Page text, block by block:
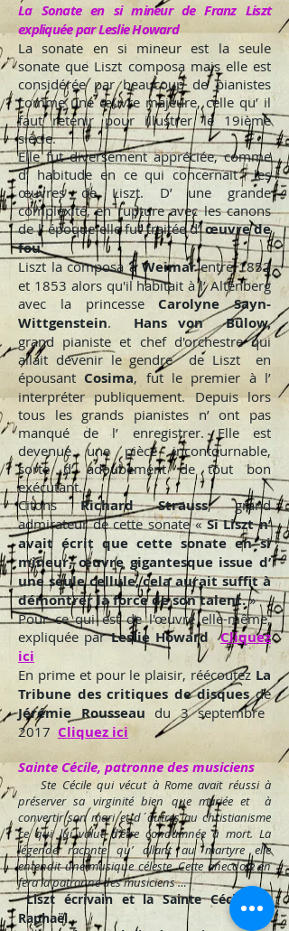
La Sonate en si mineur de Franz Liszt
expliquée par Leslie Howard
La sonate en si mineur est la seule
sonate que Liszt composa mais elle est
considérée par beaucoup de pianistes
comme une œuvre majeure, celle qu’ il
faut retenir pour illustrer le 19ième
siècle.
Elle fut diversement appréciée, comme
d’ habitude en ce qui concernait les
œuvres de Liszt. D’ une grande
complexité, en rupture avec les canons
de l’ époque elle fut traitée d’œuvre de
fou.
Liszt la composa à Weimarentre 1852
et 1853 alors qu'il habitait à l’ Altenberg
avec la princesseCarolyne Sayn-
Wittgenstein. Hans von Bülow,
grand pianiste et chef d'orchestre qui
allait devenir le gendre de Liszt en
épousant Cosima, fut le premier à l’
interpréter publiquement. Depuis lors
tous les grands pianistes n’ ont pas
manqué de l’ enregistrer. Elle est
devenue une pièce incontournable,
sorte d’ adoubement de tout bon
exécutant.
CitonsRichard Strauss, grand
admirateur de cette sonate «Si Liszt n’
avait écrit que cette sonate en si
mineur, œuvre gigantesque issue d’
une seule cellule, cela aurait suffit à
démontrer la force de son talent.»
Pour ce qui est de l'œuvre elle-même,
expliquée parLeslie Howard
Cliquez
ici
En prime et pour le plaisir, réécoutez La
Tribune des critiques de disquesde
Jérémie Rousseau du 3 septembre
2017 Cliquez ici
Sainte Cécile, patronne des musiciens
Ste Cécile qui vécut à Rome avait réussi à
préserver sa virginité bien que mariée et à
convertir son mari et d´autres au christianisme
ce qui lui valut d'être condamnée à mort. La
légende raconte qu’ allant au martyre elle
entendit une musique céleste. Cette anecdote en
fera la patronne des musiciens …
Liszt écrivain et la Sainte Cécile de
Raphaël